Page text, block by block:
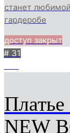
станет
гардеробе
доступ закрыт
# 31
NEW